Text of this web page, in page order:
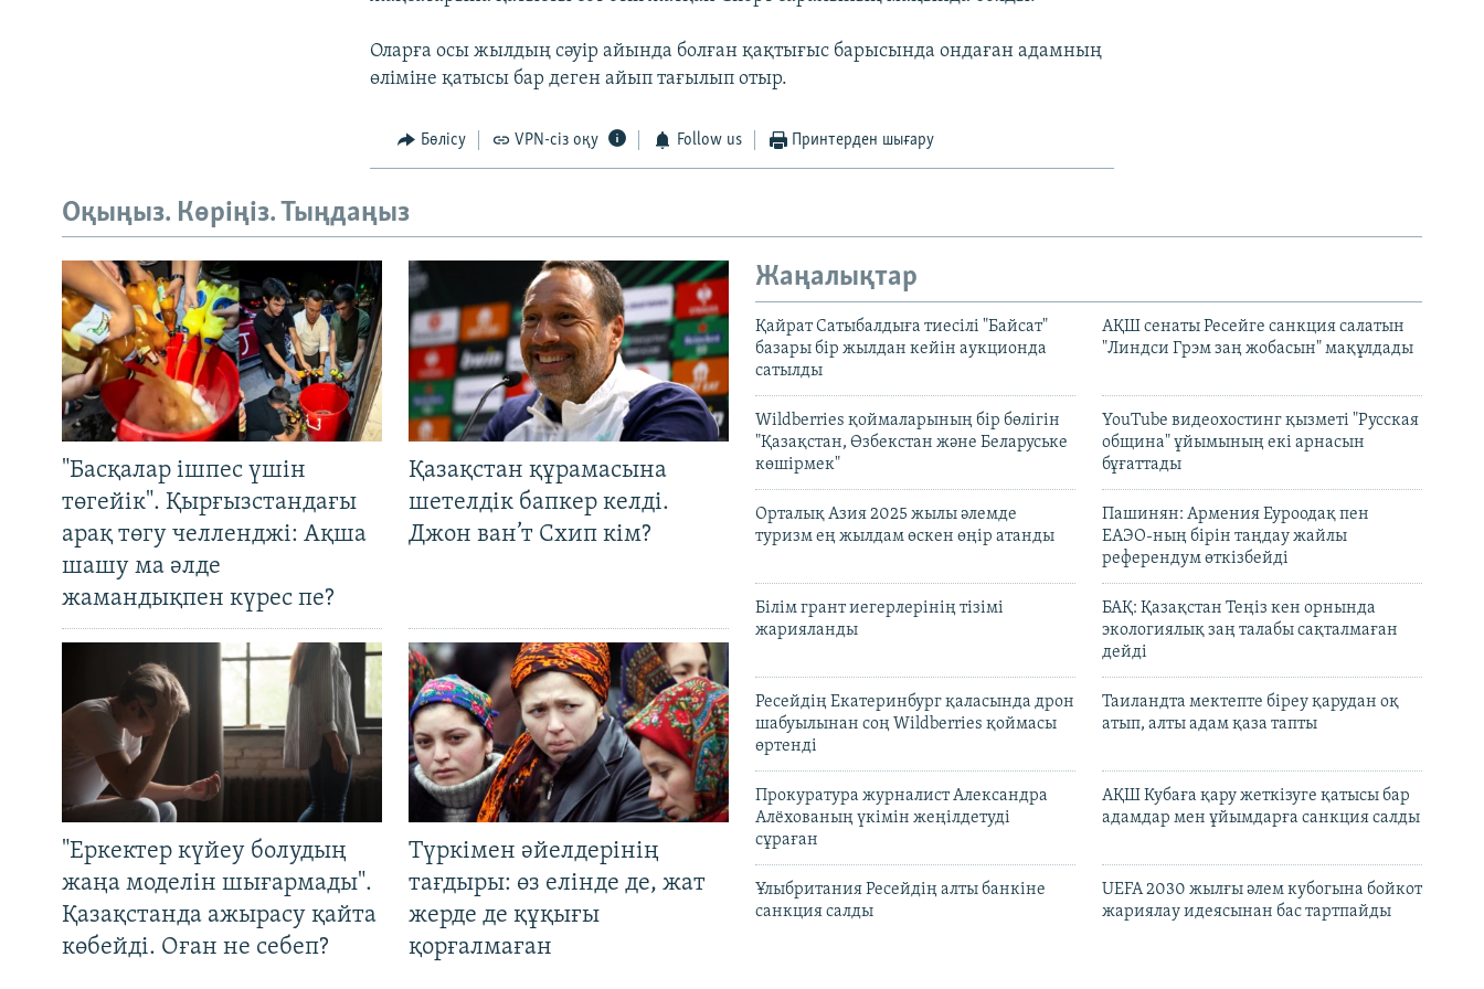
Оларға осы жылдың сәуір айында болған қақтығыс барысында ондаған адамның
өліміне қатысы бар деген айып тағылып отыр.
Бөлісу VPN-сіз оқу Follow us Принтерден шығару
Оқыңыз. Көріңіз. Тыңдаңыз
"Басқалар ішпес үшін
төгейік". Қырғызстандағы
арақ төгу челленджі: Ақша
шашу ма әлде
жамандықпен күрес пе?
Қазақстан құрамасына
шетелдік бапкер келді.
Джон ван’т Схип кім?
"Еркектер күйеу болудың
жаңа моделін шығармады".
Қазақстанда ажырасу қайта
көбейді. Оған не себеп?
Түркімен әйелдерінің
тағдыры: өз елінде де, жат
жерде де құқығы
қорғалмаған
Жаңалықтар
Қайрат Сатыбалдыға тиесілі "Байсат"
базары бір жылдан кейін аукционда
сатылды
АҚШ сенаты Ресейге санкция салатын
"Линдси Грэм заң жобасын" мақұлдады
Wildberries қоймаларының бір бөлігін
"Қазақстан, Өзбекстан және Беларуське
көшірмек"
YouTube видеохостинг қызметі "Русская
община" ұйымының екі арнасын
бұғаттады
Орталық Азия 2025 жылы әлемде
туризм ең жылдам өскен өңір атанды
Пашинян: Армения Еуроодақ пен
ЕАЭО-ның бірін таңдау жайлы
референдум өткізбейді
Білім грант иегерлерінің тізімі
жарияланды
БАҚ: Қазақстан Теңіз кен орнында
экологиялық заң талабы сақталмаған
дейді
Ресейдің Екатеринбург қаласында дрон
шабуылынан соң Wildberries қоймасы
өртенді
Таиландта мектепте біреу қарудан оқ
атып, алты адам қаза тапты
Прокуратура журналист Александра
Алёхованың үкімін жеңілдетуді
сұраған
АҚШ Кубаға қару жеткізуге қатысы бар
адамдар мен ұйымдарға санкция салды
Ұлыбритания Ресейдің алты банкіне
санкция салды
UEFA 2030 жылғы әлем кубогына бойкот
жариялау идеясынан бас тартпайды